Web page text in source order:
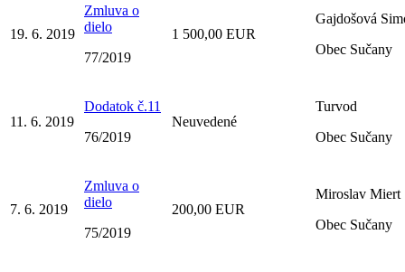
19. 6. 2019
Zmluva o
dielo
77/2019
1 500,00 EUR
Gajdošová
Obec Sučany
11. 6. 2019
Dodatok č.11
76/2019
Neuvedené
Turvod
Obec Sučany
7. 6. 2019
Zmluva o
dielo
75/2019
200,00 EUR
Miroslav Miert
Obec Sučany